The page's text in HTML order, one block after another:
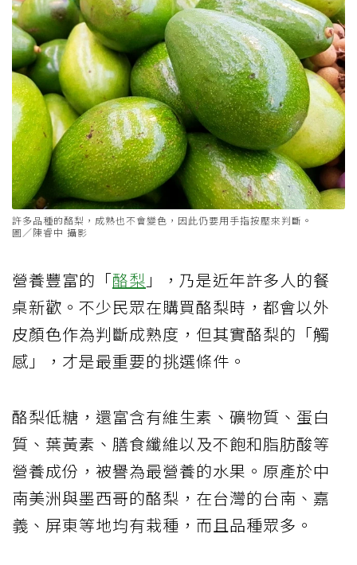
許多品種的酪梨，成熟也不會變色，因此仍要用手指按壓來判斷。
圖／陳睿中 攝影
營養豐富的「酪梨 」，乃是近年許多人的餐
桌新歡。不少民眾在購買酪梨時，都會以外
皮顏色作為判斷成熟度，但其實酪梨的「觸
感」，才是最重要的挑選條件。
酪梨低糖，還富含有維生素、礦物質、蛋白
質、葉黃素、膳食纖維以及不飽和脂肪酸等
營養成份，被譽為最營養的水果。原產於中
南美洲與墨西哥的酪梨，在台灣的台南、嘉
義、屏東等地均有栽種，而且品種眾多。